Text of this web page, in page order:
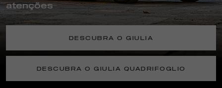
atenções
DESCUBRA O GIULIA
DESCUBRA O GIULIA QUADRIFOGLIO